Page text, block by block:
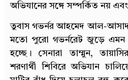
অভিযানের সঙ্গে সম্পর্কিত নয়
তুবাস গভর্নর আহমেদ আল-আসাদ
মতো পুরো গভর্নরেট জুড়ে এমন
হচ্ছে। সেনারা তাম্মুন,
শরণার্থী শিবিরে অভিযান